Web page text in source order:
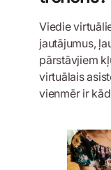
Viedie
jautājumus,
pārstāvjiem
virtuālais
vienmēr ir